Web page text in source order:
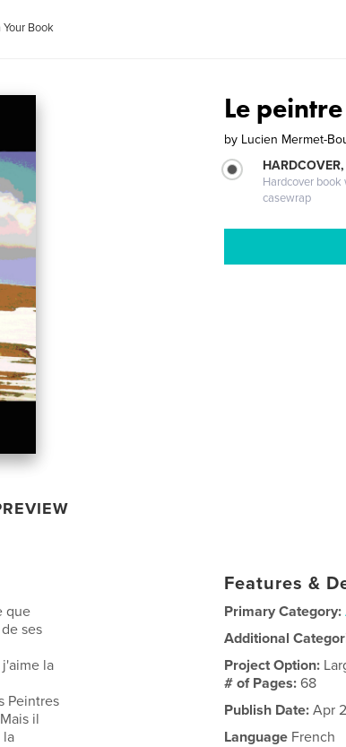
Your Book
Le
by Lucien Mermet-
Hardcover
casewrap
que
ses
la
Peintres
il
la
Features &
Primary Category:
Additional
Project Option:
# of Pages:68
Publish Date: Apr
Language French